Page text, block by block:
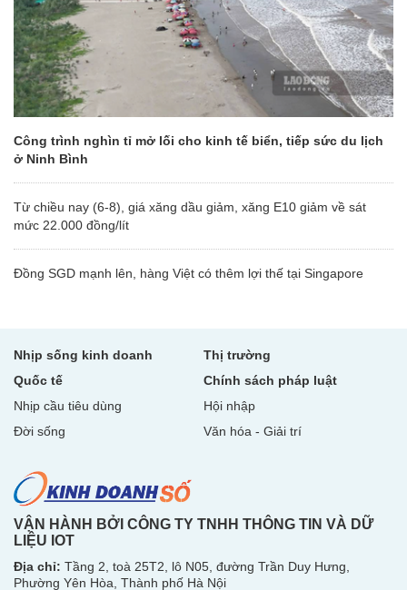
Công trình nghìn tỉ mở lối cho kinh tế biển, tiếp sức du lịch
ở Ninh Bình
Từ chiều nay (6-8), giá xăng dầu giảm, xăng E10 giảm về sát
mức 22.000 đồng/lít
Đồng SGD mạnh lên, hàng Việt có thêm lợi thế tại Singapore
Nhịp sống kinh doanh
Thị trường
Quốc tế
Chính sách pháp luật
Nhịp cầu tiêu dùng
Hội nhập
Đời sống
Văn hóa - Giải trí
VẬN HÀNH BỞI CÔNG TY TNHH THÔNG TIN VÀ DỮ
LIỆU IOT
Địa chỉ: Tầng 2, toà 25T2, lô N05, đường Trần Duy Hưng,
Phường Yên Hòa, Thành phố Hà Nội